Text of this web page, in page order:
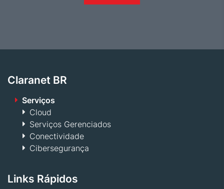
Claranet BR
Serviços
Cloud
Serviços Gerenciados
Conectividade
Cibersegurança
Links Rápidos